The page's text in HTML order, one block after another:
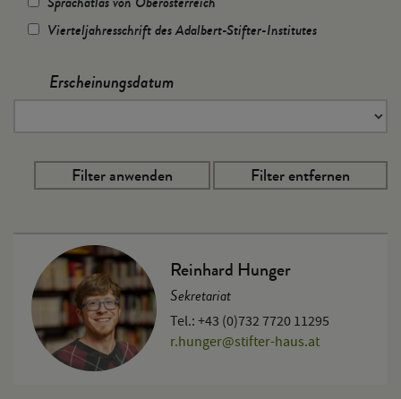
Vierteljahresschrift des Adalbert-Stifter-Institutes
Erscheinungsdatum
Reinhard Hunger
Sekretariat
Tel.: +43 (0)732 7720 11295
r.hunger@stifter-haus.at